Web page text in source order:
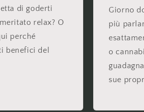
di goderti
relax? O
perché
benefici del
Giorno
più
o
sue